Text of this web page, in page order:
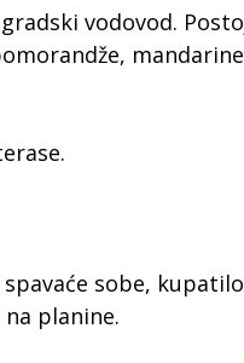
vodovod.
sobe,
planine.